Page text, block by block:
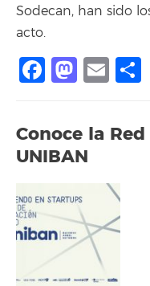
Sodecan, han sido
acto.
Facebook
Conoce la
UNIBAN